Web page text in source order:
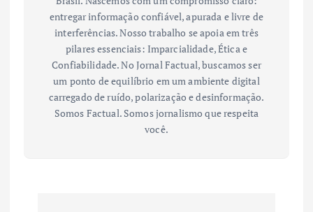
entregar informação confiável, apurada e livre de
interferências. Nosso trabalho se apoia em três
pilares essenciais: Imparcialidade, Ética e
Confiabilidade. No Jornal Factual, buscamos ser
um ponto de equilíbrio em um ambiente digital
carregado de ruído, polarização e desinformação.
Somos Factual. Somos jornalismo que respeita
você.